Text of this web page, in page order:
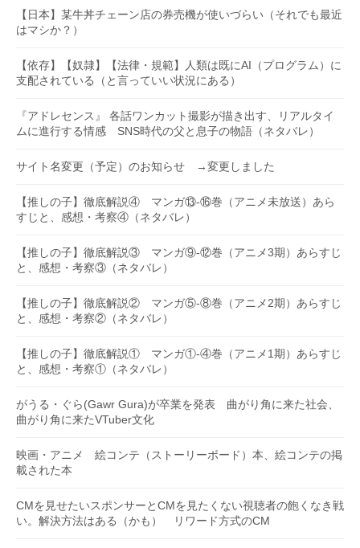
【日本】某牛丼チェーン店の券売機が使いづらい（それでも最近
はマシか？）
【依存】【奴隷】【法律・規範】人類は既にAI（プログラム）に
支配されている（と言っていい状況にある）
『アドレセンス』 各話ワンカット撮影が描き出す、リアルタイ
ムに進行する情感 SNS時代の父と息子の物語（ネタバレ）
サイト名変更（予定）のお知らせ →変更しました
【推しの子】徹底解説④ マンガ⑬-⑯巻（アニメ未放送）あら
すじと、感想・考察④（ネタバレ）
【推しの子】徹底解説③ マンガ⑨-⑫巻（アニメ3期）あらすじ
と、感想・考察③（ネタバレ）
【推しの子】徹底解説② マンガ⑤-⑧巻（アニメ2期）あらすじ
と、感想・考察②（ネタバレ）
【推しの子】徹底解説① マンガ①-④巻（アニメ1期）あらすじ
と、感想・考察①（ネタバレ）
がうる・ぐら(Gawr Gura)が卒業を発表 曲がり角に来た社会、
曲がり角に来たVTuber文化
映画・アニメ 絵コンテ（ストーリーボード）本、絵コンテの掲
載された本
CMを見せたいスポンサーとCMを見たくない視聴者の飽くなき戦
い。解決方法はある（かも） リワード方式のCM